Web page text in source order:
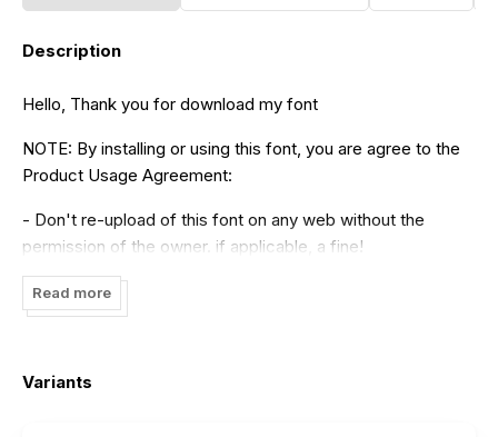
Description
Hello, Thank you for download my font
NOTE: By installing or using this font, you are agree to the
Product Usage Agreement:
- Don't re-upload of this font on any web without the
permission of the owner. if applicable, a fine!
- This font is already FULL VERSION and ONLY for
PERSONAL USE. NO COMMERCIAL USE ALLOWED!
LICENSE please contact us at:rantautype(at)gmail.com
Read more
Variants